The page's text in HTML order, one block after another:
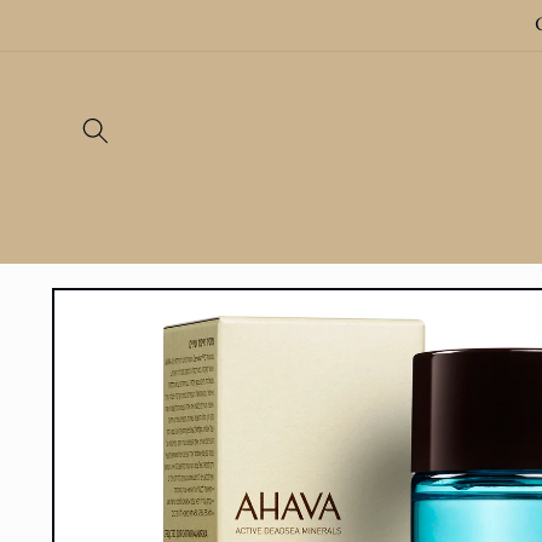
produktinformasjon